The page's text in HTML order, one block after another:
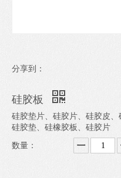
分享到：
硅胶板
硅胶垫片、硅胶片、硅胶皮、
硅胶垫、硅橡胶板、硅胶片
数量：